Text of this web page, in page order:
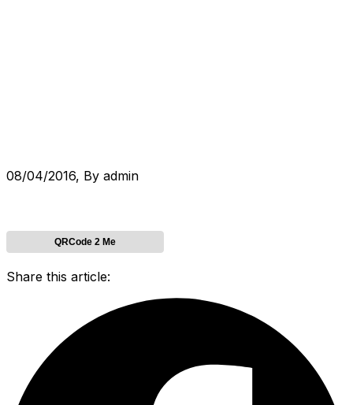
08/04/2016, By admin
QRCode 2 Me
Share this article: